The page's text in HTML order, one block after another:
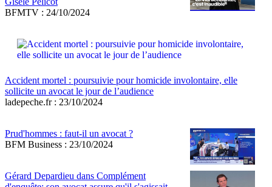
BFMTV : 24/10/2024
Accident mortel : poursuivie pour homicide involontaire, elle
sollicite un avocat le jour de l’audience
ladepeche.fr : 23/10/2024
Prud'hommes : faut-il un avocat ?
BFM Business : 23/10/2024
Gérard Depardieu dans Complément